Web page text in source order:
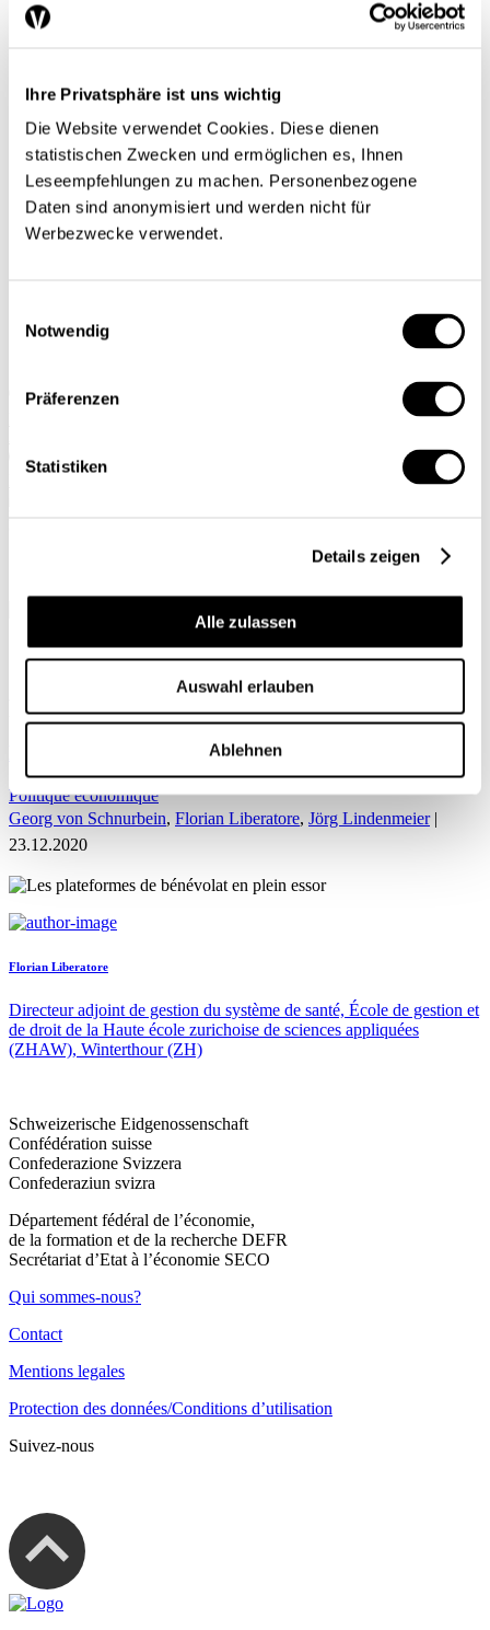
Ihre Privatsphäre ist uns wichtig
Die Website verwendet Cookies. Diese dienen
statistischen Zwecken und ermöglichen es, Ihnen
Leseempfehlungen zu machen. Personenbezogene
Daten sind anonymisiert und werden nicht für
Werbezwecke verwendet.
Notwendig
Präferenzen
Statistiken
Details zeigen
Alle zulassen
Auswahl erlauben
Ablehnen
Next Generation
Infographies
Services
Auteures et auteurs
Qui sommes-nous?
Contact
Protection des données/Conditions d’utilisation
ACCUEIL
Florian Liberatore
Les plateformes de bénévolat en plein essor
Politique économique
Georg von Schnurbein, Florian Liberatore, Jörg Lindenmeier|
23.12.2020
Florian Liberatore
Directeur adjoint de gestion du système de santé, École de gestion et
de droit de la Haute école zurichoise de sciences appliquées
(ZHAW), Winterthour (ZH)
Schweizerische Eidgenossenschaft
Confédération suisse
Confederazione Svizzera
Confederaziun svizra
Département fédéral de l’économie,
de la formation et de la recherche DEFR
Secrétariat d’Etat à l’économie SECO
Qui sommes-nous?
Contact
Mentions legales
Protection des données/Conditions d’utilisation
Suivez-nous